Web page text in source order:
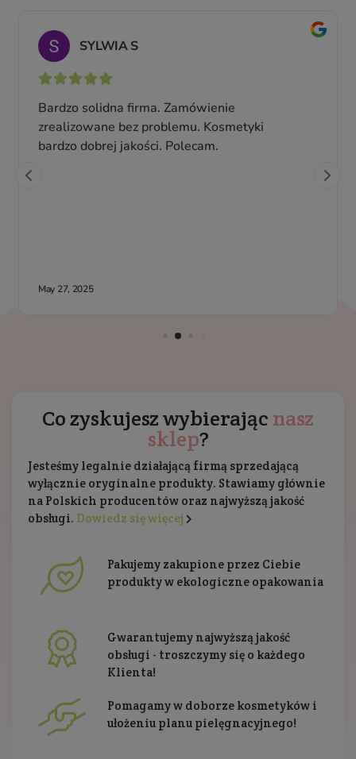
Co zyskujesz wybierając nasz
sklep?
Jesteśmy legalnie działającą firmą sprzedającą
wyłącznie oryginalne produkty. Stawiamy głównie
na Polskich producentów oraz najwyższą jakość
obsługi. Dowiedz się więcej
Pakujemy zakupione przez Ciebie
produkty w ekologiczne opakowania
Gwarantujemy najwyższą jakość
obsługi - troszczymy się o każdego
Klienta!
Pomagamy w doborze kosmetyków i
ułożeniu planu pielęgnacyjnego!